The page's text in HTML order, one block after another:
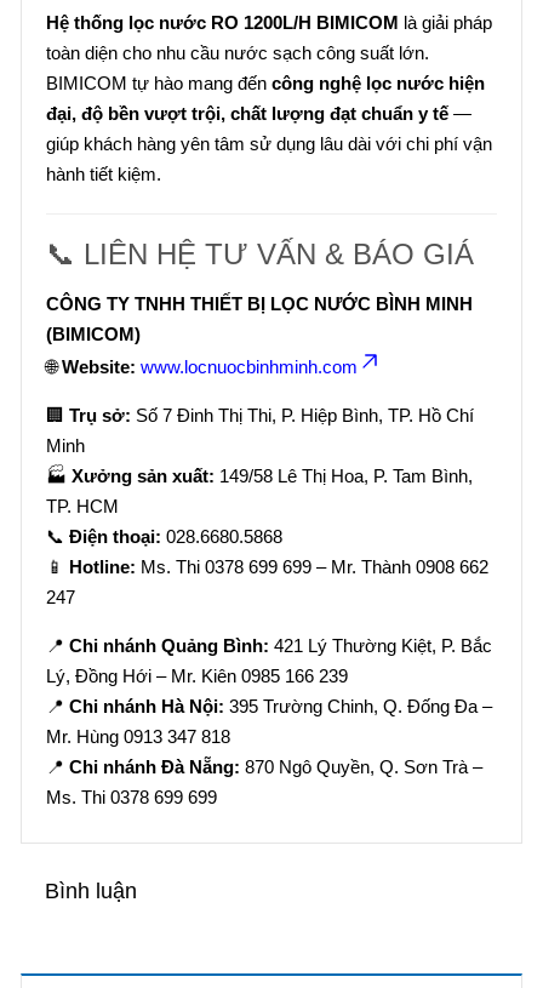
Hệ thống lọc nước RO 1200L/H BIMICOM là giải pháp
toàn diện cho nhu cầu nước sạch công suất lớn.
BIMICOM tự hào mang đến công nghệ lọc nước hiện
đại, độ bền vượt trội, chất lượng đạt chuẩn y tế —
giúp khách hàng yên tâm sử dụng lâu dài với chi phí vận
hành tiết kiệm.
📞 LIÊN HỆ TƯ VẤN & BÁO GIÁ
CÔNG TY TNHH THIẾT BỊ LỌC NƯỚC BÌNH MINH
(BIMICOM)
🌐Website: www.locnuocbinhminh.com
🏢 Trụ sở: Số 7 Đinh Thị Thi, P. Hiệp Bình, TP. Hồ Chí
Minh
🏭 Xưởng sản xuất: 149/58 Lê Thị Hoa, P. Tam Bình,
TP. HCM
📞 Điện thoại: 028.6680.5868
📱 Hotline: Ms. Thi 0378 699 699 – Mr. Thành 0908 662
247
📍 Chi nhánh Quảng Bình: 421 Lý Thường Kiệt, P. Bắc
Lý, Đồng Hới – Mr. Kiên 0985 166 239
📍 Chi nhánh Hà Nội: 395 Trường Chinh, Q. Đống Đa –
Mr. Hùng 0913 347 818
📍 Chi nhánh Đà Nẵng: 870 Ngô Quyền, Q. Sơn Trà –
Ms. Thi 0378 699 699
Bình luận